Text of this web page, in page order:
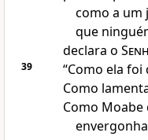
como a um
que
declara o
39
“Como ela
Como
Como Moabe